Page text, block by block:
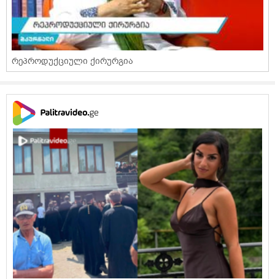
რეპროდუქციული ქირურგია